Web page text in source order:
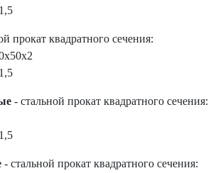
прокат квадратного сечения:
- стальной прокат квадратного сечения:
- стальной прокат квадратного сечения: